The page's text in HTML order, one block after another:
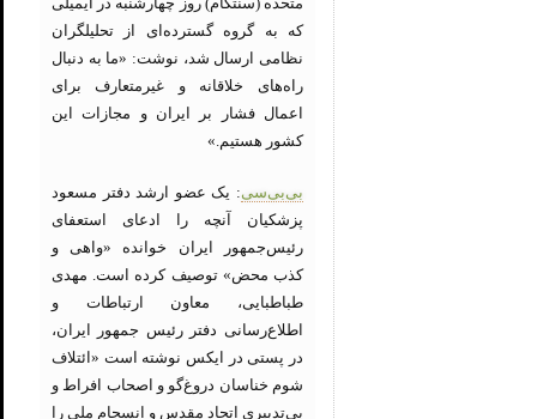
که به گروه گسترده‌ای از تحلیلگران
نظامی ارسال شد، نوشت: «ما به دنبال
راه‌های خلاقانه و غیرمتعارف برای
اعمال فشار بر ایران و مجازات این
کشور هستیم.»
بی‌بی‌سی: یک عضو ارشد دفتر مسعود
پزشکیان آنچه را ادعای استعفای
رئیس‌جمهور ایران خوانده «واهی و
کذب محض» توصیف کرده است. مهدی
طباطبایی، معاون ارتباطات و
اطلاع‌رسانی دفتر رئیس جمهور ایران،
در پستی در ایکس نوشته است «ائتلاف
شوم خناسان دروغ‌گو و اصحاب افراط و
بی‌تدبیری اتحاد مقدس و انسجام ملی را